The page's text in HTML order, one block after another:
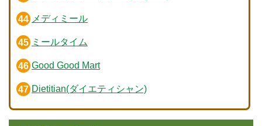
メディミール
ミールタイム
Good Good Mart
Dietitian(ダイエティシャン)